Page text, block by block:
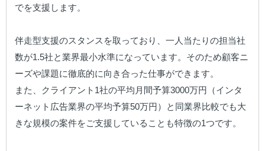
でを支援します。
伴⾛型⽀援のスタンスを取っており、⼀⼈当たりの担当社
数が1.5社と業界最⼩⽔準になっています。そのため顧客ニ
ーズや課題に徹底的に向き合った仕事ができます。
また、クライアント1社の平均⽉間予算3000万円（インタ
ーネット広告業界の平均予算50万円）と同業界⽐較でも⼤
きな規模の案件をご⽀援していることも特徴の1つです。